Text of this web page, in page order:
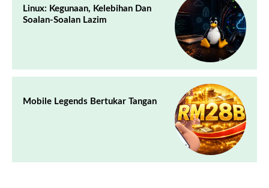
Linux: Kegunaan, Kelebihan Dan
Soalan-Soalan Lazim
Mobile Legends Bertukar Tangan